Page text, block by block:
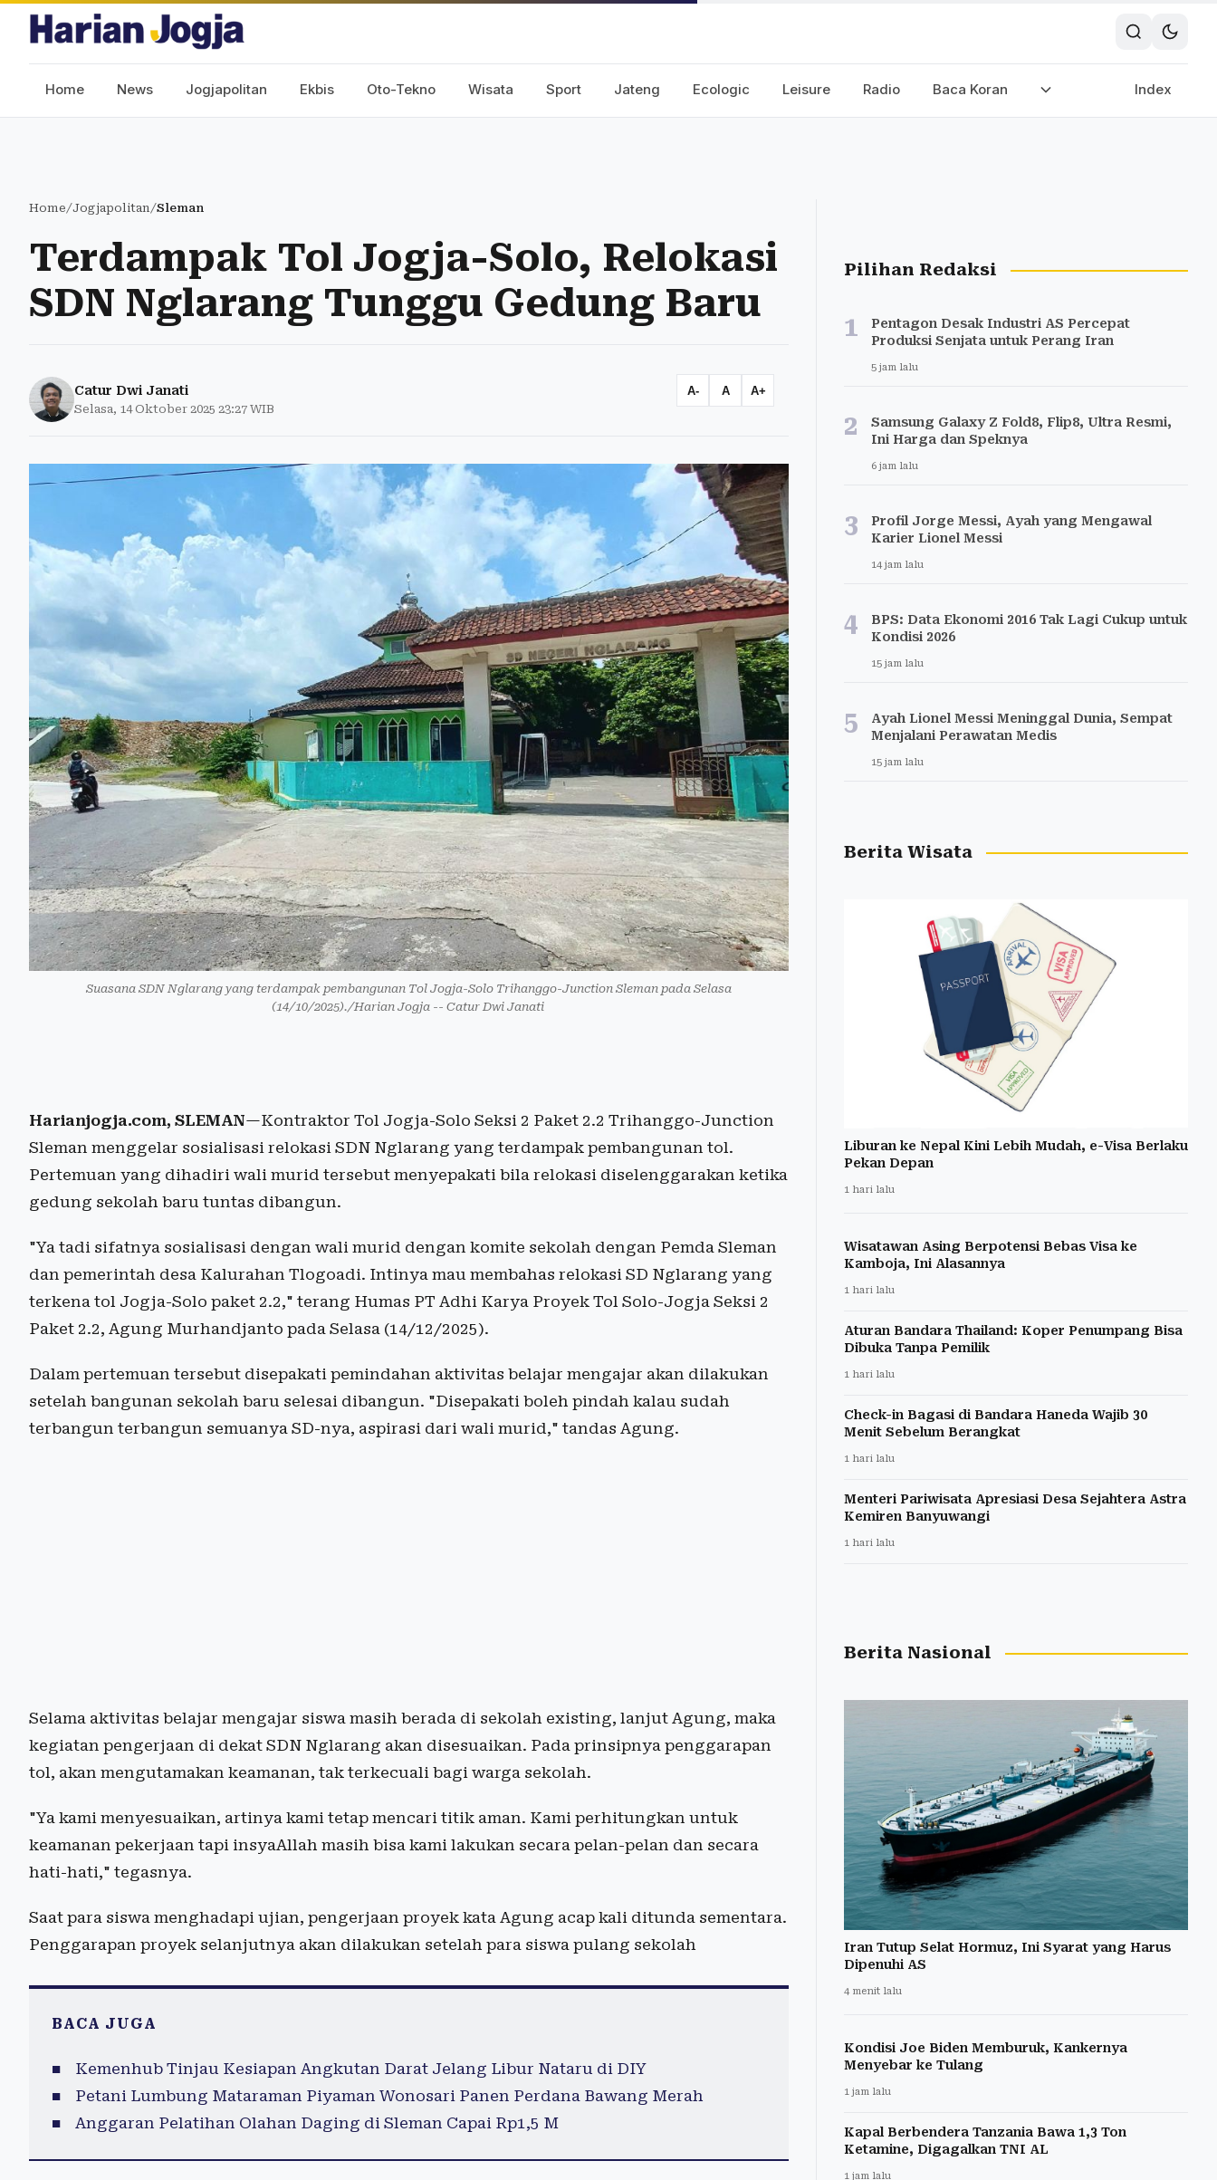
Home News Jogjapolitan Ekbis Oto-Tekno Wisata Sport Jateng Ecologic Leisure Radio Baca Koran Index
Home/Jogjapolitan/Sleman
Terdampak Tol Jogja-Solo, Relokasi
SDN Nglarang Tunggu Gedung Baru
Catur Dwi Janati
Selasa, 14 Oktober 2025 23:27 WIB
A- A A+
Suasana SDN Nglarang yang terdampak pembangunan Tol Jogja-Solo Trihanggo-Junction Sleman pada Selasa
(14/10/2025)./Harian Jogja -- Catur Dwi Janati
Harianjogja.com, SLEMAN—Kontraktor Tol Jogja-Solo Seksi 2 Paket 2.2 Trihanggo-Junction
Sleman menggelar sosialisasi relokasi SDN Nglarang yang terdampak pembangunan tol.
Pertemuan yang dihadiri wali murid tersebut menyepakati bila relokasi diselenggarakan ketika
gedung sekolah baru tuntas dibangun.
"Ya tadi sifatnya sosialisasi dengan wali murid dengan komite sekolah dengan Pemda Sleman
dan pemerintah desa Kalurahan Tlogoadi. Intinya mau membahas relokasi SD Nglarang yang
terkena tol Jogja-Solo paket 2.2," terang Humas PT Adhi Karya Proyek Tol Solo-Jogja Seksi 2
Paket 2.2, Agung Murhandjanto pada Selasa (14/12/2025).
Dalam pertemuan tersebut disepakati pemindahan aktivitas belajar mengajar akan dilakukan
setelah bangunan sekolah baru selesai dibangun. "Disepakati boleh pindah kalau sudah
terbangun terbangun semuanya SD-nya, aspirasi dari wali murid," tandas Agung.
Selama aktivitas belajar mengajar siswa masih berada di sekolah existing, lanjut Agung, maka
kegiatan pengerjaan di dekat SDN Nglarang akan disesuaikan. Pada prinsipnya penggarapan
tol, akan mengutamakan keamanan, tak terkecuali bagi warga sekolah.
"Ya kami menyesuaikan, artinya kami tetap mencari titik aman. Kami perhitungkan untuk
keamanan pekerjaan tapi insyaAllah masih bisa kami lakukan secara pelan-pelan dan secara
hati-hati," tegasnya.
Saat para siswa menghadapi ujian, pengerjaan proyek kata Agung acap kali ditunda sementara.
Penggarapan proyek selanjutnya akan dilakukan setelah para siswa pulang sekolah
BACA JUGA
Kemenhub Tinjau Kesiapan Angkutan Darat Jelang Libur Nataru di DIY
Petani Lumbung Mataraman Piyaman Wonosari Panen Perdana Bawang Merah
Anggaran Pelatihan Olahan Daging di Sleman Capai Rp1,5 M
Pilihan Redaksi
1
Pentagon Desak Industri AS Percepat
Produksi Senjata untuk Perang Iran
5 jam lalu
2
Samsung Galaxy Z Fold8, Flip8, Ultra Resmi,
Ini Harga dan Speknya
6 jam lalu
3
Profil Jorge Messi, Ayah yang Mengawal
Karier Lionel Messi
14 jam lalu
4
BPS: Data Ekonomi 2016 Tak Lagi Cukup untuk
Kondisi 2026
15 jam lalu
5
Ayah Lionel Messi Meninggal Dunia, Sempat
Menjalani Perawatan Medis
15 jam lalu
Berita Wisata
Liburan ke Nepal Kini Lebih Mudah, e-Visa Berlaku
Pekan Depan
1 hari lalu
Wisatawan Asing Berpotensi Bebas Visa ke
Kamboja, Ini Alasannya
1 hari lalu
Aturan Bandara Thailand: Koper Penumpang Bisa
Dibuka Tanpa Pemilik
1 hari lalu
Check-in Bagasi di Bandara Haneda Wajib 30
Menit Sebelum Berangkat
1 hari lalu
Menteri Pariwisata Apresiasi Desa Sejahtera Astra
Kemiren Banyuwangi
1 hari lalu
Berita Nasional
Iran Tutup Selat Hormuz, Ini Syarat yang Harus
Dipenuhi AS
4 menit lalu
Kondisi Joe Biden Memburuk, Kankernya
Menyebar ke Tulang
1 jam lalu
Kapal Berbendera Tanzania Bawa 1,3 Ton
Ketamine, Digagalkan TNI AL
1 jam lalu